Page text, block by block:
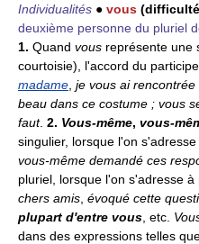
Individualités ● vous
deuxième personne du pluriel
1. Quand vous représente une
courtoisie), l'accord du
madame je vous ai
beau dans ce costume ; vous
faut. 2. Vous-même, vous-
singulier, lorsque l'on
vous-même demandé ces
pluriel, lorsque l'on s'adresse à
chers amis évoqué cette
plupart d'entre vous , etc.
dans des expressions telles